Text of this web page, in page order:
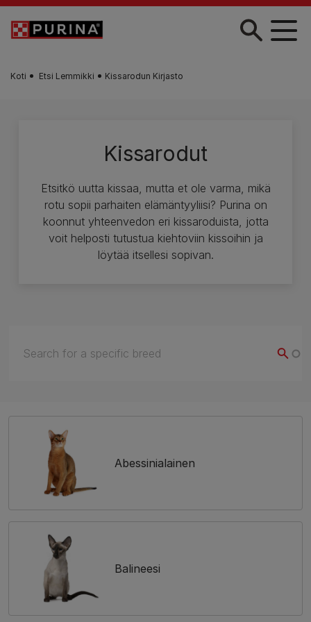
Skip to main content
Koti Etsi Lemmikki Kissarodun Kirjasto
Kissarodut
Etsitkö uutta kissaa, mutta et ole varma, mikä
rotu sopii parhaiten elämäntyyliisi? Purina on
koonnut yhteenvedon eri kissaroduista, jotta
voit helposti tutustua kiehtoviin kissoihin ja
löytää itsellesi sopivan.
Abessinialainen
Balineesi